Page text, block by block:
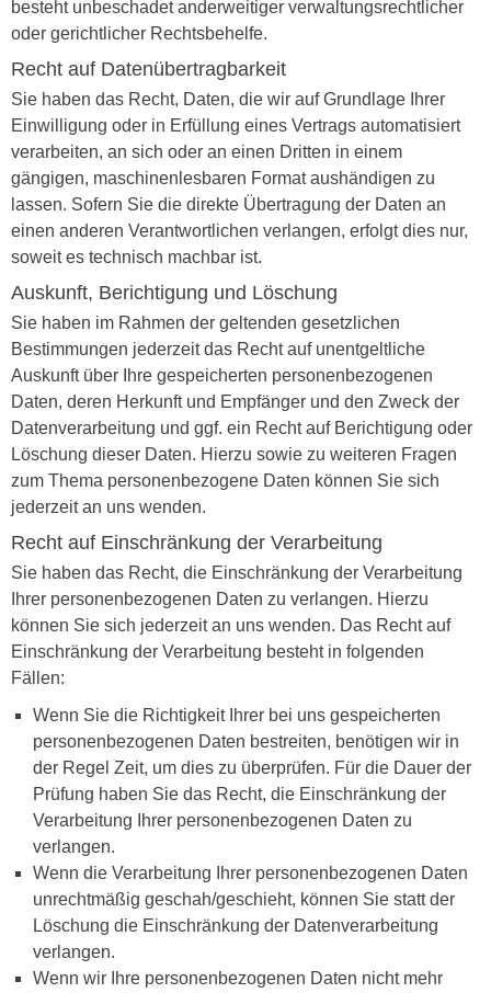
besteht unbeschadet anderweitiger verwaltungsrechtlicher
oder gerichtlicher Rechtsbehelfe.
Recht auf Daten­übertrag­barkeit
Sie haben das Recht, Daten, die wir auf Grundlage Ihrer
Einwilligung oder in Erfüllung eines Vertrags automatisiert
verarbeiten, an sich oder an einen Dritten in einem
gängigen, maschinenlesbaren Format aushändigen zu
lassen. Sofern Sie die direkte Übertragung der Daten an
einen anderen Verantwortlichen verlangen, erfolgt dies nur,
soweit es technisch machbar ist.
Auskunft, Berichtigung und Löschung
Sie haben im Rahmen der geltenden gesetzlichen
Bestimmungen jederzeit das Recht auf unentgeltliche
Auskunft über Ihre gespeicherten personenbezogenen
Daten, deren Herkunft und Empfänger und den Zweck der
Datenverarbeitung und ggf. ein Recht auf Berichtigung oder
Löschung dieser Daten. Hierzu sowie zu weiteren Fragen
zum Thema personenbezogene Daten können Sie sich
jederzeit an uns wenden.
Recht auf Einschränkung der Verarbeitung
Sie haben das Recht, die Einschränkung der Verarbeitung
Ihrer personenbezogenen Daten zu verlangen. Hierzu
können Sie sich jederzeit an uns wenden. Das Recht auf
Einschränkung der Verarbeitung besteht in folgenden
Fällen:
Wenn Sie die Richtigkeit Ihrer bei uns gespeicherten
personenbezogenen Daten bestreiten, benötigen wir in
der Regel Zeit, um dies zu überprüfen. Für die Dauer der
Prüfung haben Sie das Recht, die Einschränkung der
Verarbeitung Ihrer personenbezogenen Daten zu
verlangen.
Wenn die Verarbeitung Ihrer personenbezogenen Daten
unrechtmäßig geschah/geschieht, können Sie statt der
Löschung die Einschränkung der Datenverarbeitung
verlangen.
Wenn wir Ihre personenbezogenen Daten nicht mehr